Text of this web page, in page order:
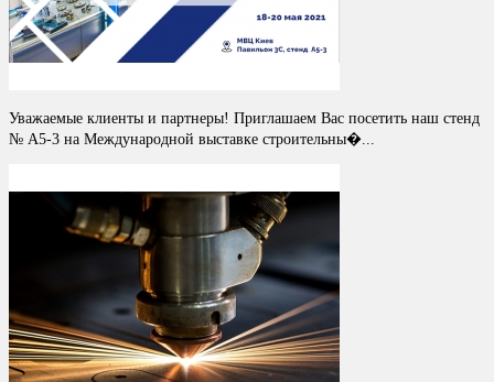
Уважаемые клиенты и партнеры! Приглашаем Вас посетить наш стенд
№ A5-3 на Международной выставке строительны�...